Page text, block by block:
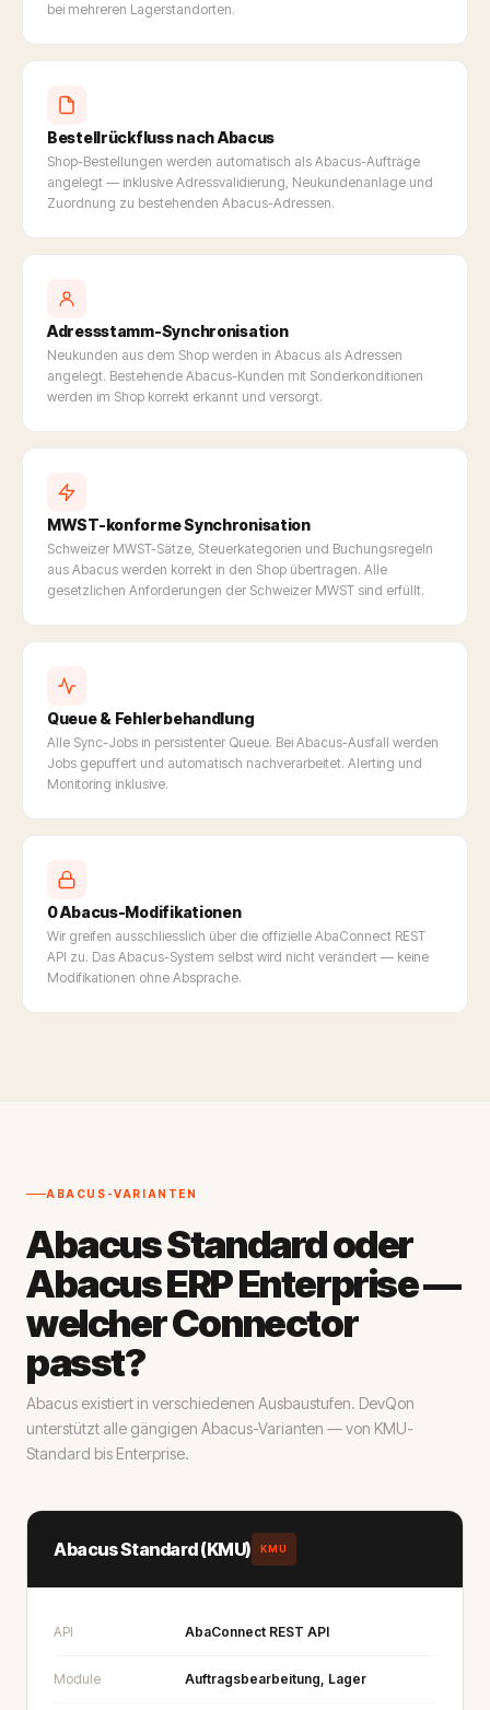
bei mehreren Lagerstandorten.
Bestellrückfluss nach Abacus
Shop-Bestellungen werden automatisch als Abacus-Aufträge
angelegt — inklusive Adressvalidierung, Neukundenanlage und
Zuordnung zu bestehenden Abacus-Adressen.
Adressstamm-Synchronisation
Neukunden aus dem Shop werden in Abacus als Adressen
angelegt. Bestehende Abacus-Kunden mit Sonderkonditionen
werden im Shop korrekt erkannt und versorgt.
MWST-konforme Synchronisation
Schweizer MWST-Sätze, Steuerkategorien und Buchungsregeln
aus Abacus werden korrekt in den Shop übertragen. Alle
gesetzlichen Anforderungen der Schweizer MWST sind erfüllt.
Queue & Fehlerbehandlung
Alle Sync-Jobs in persistenter Queue. Bei Abacus-Ausfall werden
Jobs gepuffert und automatisch nachverarbeitet. Alerting und
Monitoring inklusive.
0 Abacus-Modifikationen
Wir greifen ausschliesslich über die offizielle AbaConnect REST
API zu. Das Abacus-System selbst wird nicht verändert — keine
Modifikationen ohne Absprache.
ABACUS-VARIANTEN
Abacus Standard oder
Abacus ERP Enterprise —
welcher Connector
passt?
Abacus existiert in verschiedenen Ausbaustufen. DevQon
unterstützt alle gängigen Abacus-Varianten — von KMU-
Standard bis Enterprise.
Abacus Standard (KMU) KMU
API AbaConnect REST API
Module Auftragsbearbeitung, Lager